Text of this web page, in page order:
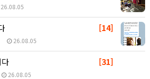
[14]
26.08.05
[31]
26.08.05